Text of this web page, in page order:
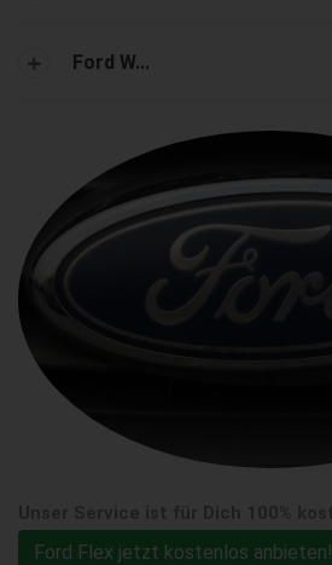
Ford W...
Ford Flex jetzt kostenlos anbieten!